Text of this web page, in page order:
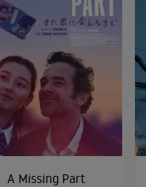
A Missing Part